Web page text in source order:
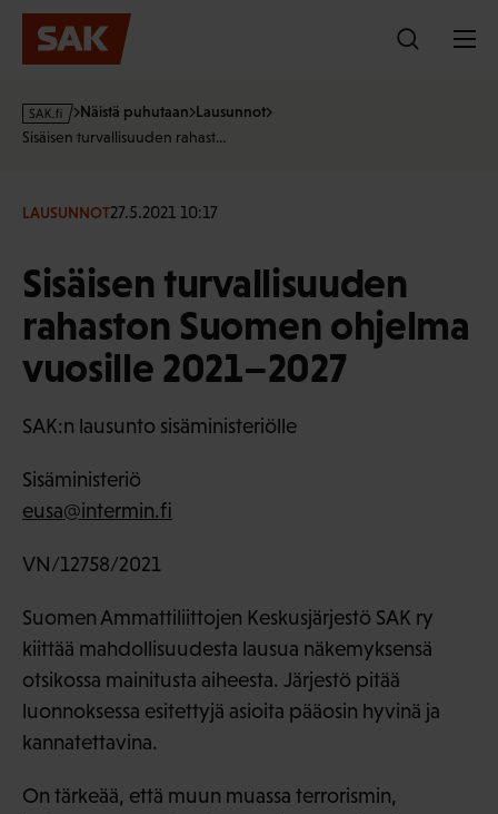
Hyppää
sisältöön
s
a
f
Näistä puhutaan Lausunnot
Sisäisen turvallisuuden rahast…
LAUSUNNOT27.5.2021 10:17
Sisäisen turvallisuuden
rahaston Suomen ohjelma
vuosille 2021–2027
SAK:n lausunto sisäministeriölle
Sisäministeriö
eusa@intermin.fi
VN/12758/2021
Suomen Ammattiliittojen Keskusjärjestö SAK ry
kiittää mahdollisuudesta lausua näkemyksensä
otsikossa mainitusta aiheesta. Järjestö pitää
luonnoksessa esitettyjä asioita pääosin hyvinä ja
kannatettavina.
On tärkeää, että muun muassa terrorismin,